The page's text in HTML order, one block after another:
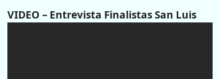
VIDEO – Entrevista Finalistas San Luis